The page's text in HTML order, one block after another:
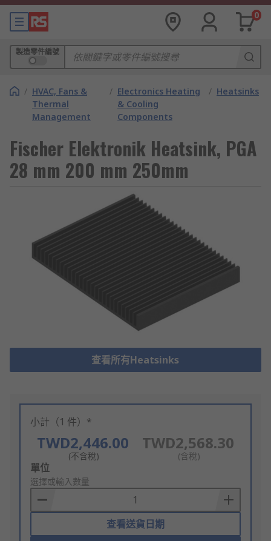
0
製造零件編號
/ HVAC, Fans &
Thermal
Management
/ Electronics Heating
& Cooling
Components
/ Heatsinks
Fischer Elektronik Heatsink, PGA
28 mm 200 mm 250mm
查看所有Heatsinks
小計（1 件）*
TWD2,446.00
(不含稅)
TWD2,568.30
(含稅)
Add
to
Basket
單位
選擇或輸入數量
查看送貨日期